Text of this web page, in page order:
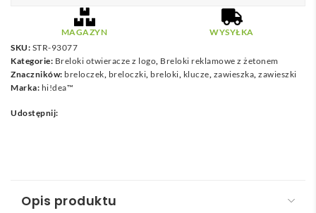
MAGAZYN
WYSYŁKA
SKU: STR-93077
Kategorie: Breloki otwieracze z logo, Breloki reklamowe z żetonem
Znaczników: breloczek, breloczki, breloki, klucze, zawieszka, zawieszki
Marka: hi!dea™
Udostępnij:
Opis produktu